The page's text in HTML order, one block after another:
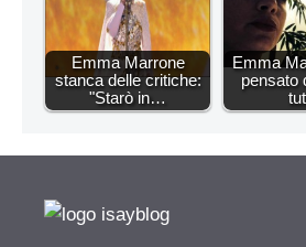
Emma Marrone
stanca delle critiche:
"Starò in…
Emma
pensato